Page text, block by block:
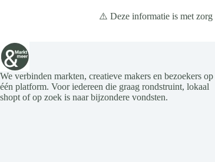
⚠️ Deze informatie is met zorg
We verbinden markten, creatieve makers en bezoekers op
één platform. Voor iedereen die graag rondstruint, lokaal
shopt of op zoek is naar bijzondere vondsten.